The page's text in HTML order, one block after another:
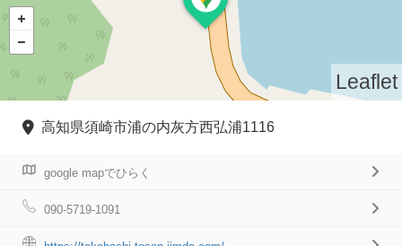
Leaflet
高知県須崎市浦の内灰方西弘浦1116
google mapでひらく
090-5719-1091